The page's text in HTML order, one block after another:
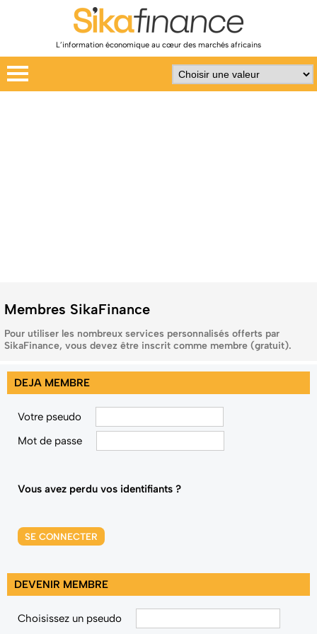
L’information économique au cœur des marchés africains
Membres SikaFinance
Pour utiliser les nombreux services personnalisés offerts par
SikaFinance, vous devez être inscrit comme membre (gratuit).
DEJA MEMBRE
Votre pseudo
Mot de passe
Vous avez perdu vos identifiants ?
SE CONNECTER
DEVENIR MEMBRE
Choisissez un pseudo